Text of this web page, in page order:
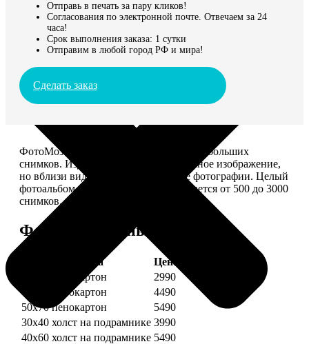
Отправь в печать за пару кликов!
Согласования по электронной почте. Отвечаем за 24
часа!
Срок выполнения заказа: 1 сутки
Отправим в любой город РФ и мира!
Сделать заказ
ФотоМозаика – это картина из сотен небольших
снимков. Издалека смотрится как единое изображение,
но вблизи видно, что это отдельные фотографии. Целый
фотоальбом в одной картине: помещается от 500 до 3000
снимков.
Форматы и цены
Услуга
Цена, руб.
30х40 пенокартон
2990
40х60 пенокартон
4490
50х70 пенокартон
5490
30х40 холст на подрамнике 3990
40х60 холст на подрамнике 5490